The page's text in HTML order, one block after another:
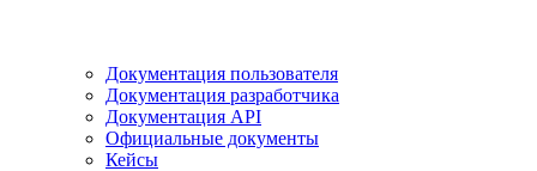
Документация пользователя
Документация разработчика
Документация API
Официальные документы
Кейсы